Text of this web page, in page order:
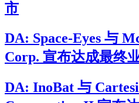
市
DA: Space-Eyes 与
Corp. 宣布达成最终
DA: InoBat 与